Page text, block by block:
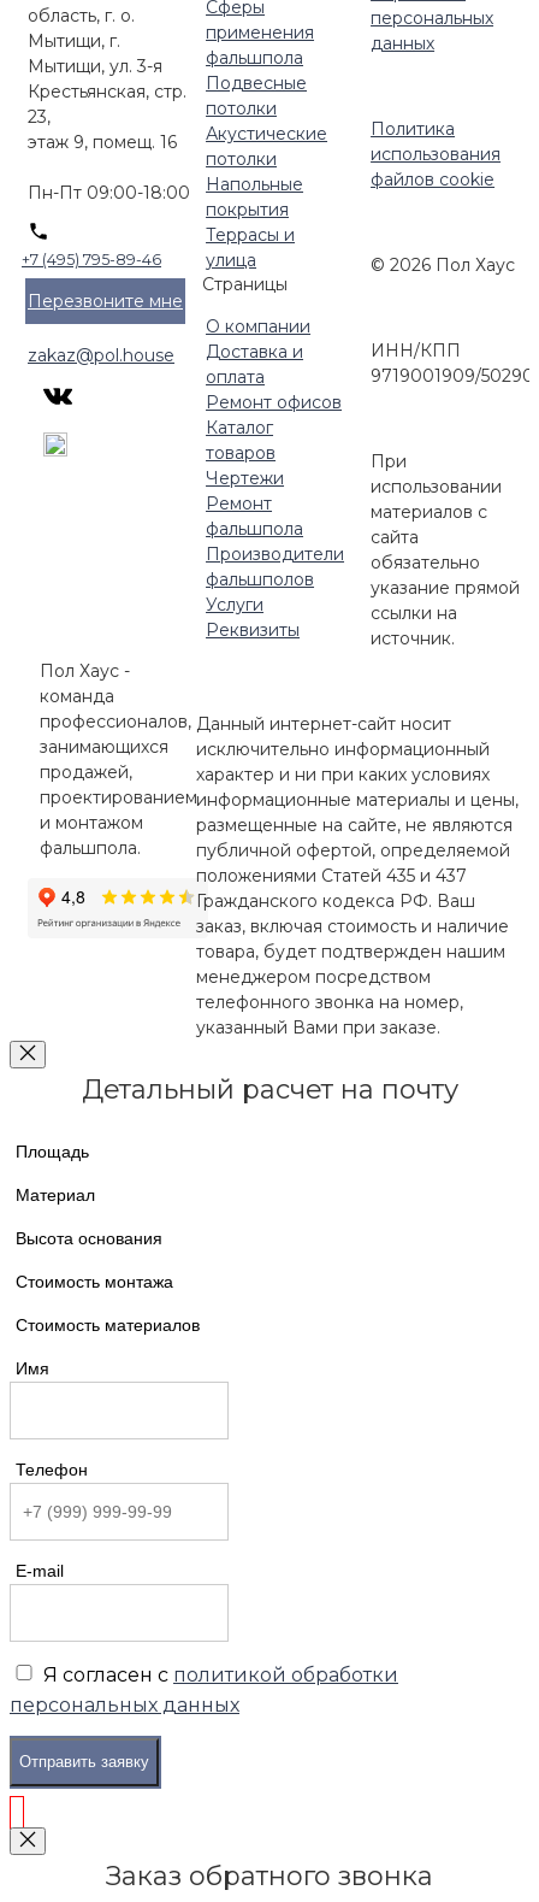
область, г. о.
Мытищи, г.
Мытищи, ул. 3-я
Крестьянская, стр.
23,
этаж 9, помещ. 16
Пн-Пт 09:00-18:00
+7 (495) 795-89-46
Перезвоните мне
zakaz@pol.house
Сферы
применения
фальшпола
Подвесные
потолки
Акустические
потолки
Напольные
покрытия
Террасы и
улица
Страницы
О компании
Доставка и
оплата
Ремонт офисов
Каталог
товаров
Чертежи
Ремонт
фальшпола
Производители
фальшполов
Услуги
Реквизиты
Пол Хаус -
команда
профессионалов,
занимающихся
продажей,
проектированием
и монтажом
фальшпола.
персональных
данных
Политика
использования
файлов cookie
© 2026 Пол Хаус
ИНН/КПП
9719001909/
При
использовании
материалов с
сайта
обязательно
указание прямой
ссылки на
источник.
Данный интернет-сайт носит
исключительно информационный
характер и ни при каких условиях
информационные материалы и цены,
размещенные на сайте, не являются
публичной офертой, определяемой
положениями Статей 435 и 437
Гражданского кодекса РФ. Ваш
заказ, включая стоимость и наличие
товара, будет подтвержден нашим
менеджером посредством
телефонного звонка на номер,
указанный Вами при заказе.
Детальный расчет на почту
Площадь
Материал
Высота основания
Стоимость монтажа
Стоимость материалов
Имя
Телефон
E-mail
Я согласен с политикой обработки
персональных данных
Отправить заявку
Заказ обратного звонка